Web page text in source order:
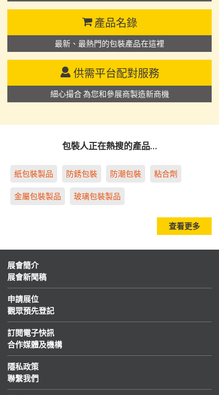
產品名錄
最新、最熱門的包裝產品在這裡
供需平台配對服務
細心撮合 為您和參展商製造新商機
包裝人正在熱搜的產品…
紙包裝製品 防銹包裝 防潮包裝 粘合劑
金屬包裝製品 玻璃包裝製品
查看更多
展會簡介
展會新聞稿
申請展位
觀眾預先登記
訂閱電子快訊
合作媒體及機構
隱私政策
聯繫我們